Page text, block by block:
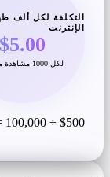
التكلفة لكل ألف
الإنترنت
$5.00
لكل 1000 مشاهدة مكتملة
$500 ÷ 100,000 = 0.005 × 1,000 =